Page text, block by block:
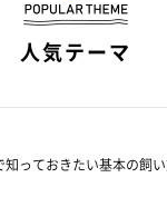
人気テーマ
っておきたい基本の飼